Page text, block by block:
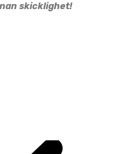
skicklighet!